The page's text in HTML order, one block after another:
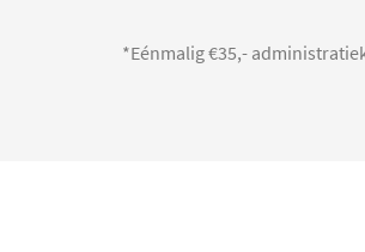
*Eénmalig €35,-